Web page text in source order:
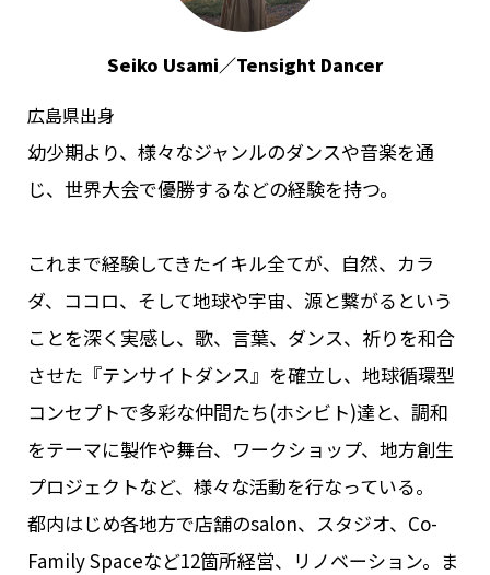
Seiko Usami／Tensight Dancer
広島県出身
幼少期より、様々なジャンルのダンスや音楽を通
じ、世界大会で優勝するなどの経験を持つ。
これまで経験してきたイキル全てが、自然、カラ
ダ、ココロ、そして地球や宇宙、源と繋がるという
ことを深く実感し、歌、言葉、ダンス、祈りを和合
させた『テンサイトダンス』を確立し、地球循環型
コンセプトで多彩な仲間たち(ホシビト)達と、調和
をテーマに製作や舞台、ワークショップ、地方創生
プロジェクトなど、様々な活動を行なっている。
都内はじめ各地方で店舗のsalon、スタジオ、Co-
Family Spaceなど12箇所経営、リノベーション。ま